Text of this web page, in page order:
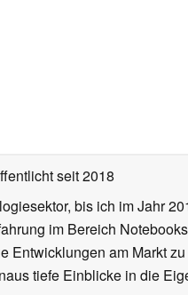
seit 2018
bis ich im Jahr
im Bereich
Entwicklungen am Markt
tiefe Einblicke in die